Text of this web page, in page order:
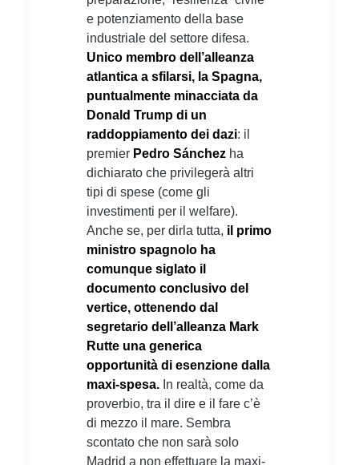
e potenziamento della base
industriale del settore difesa.
Unico membro dell’alleanza
atlantica a sfilarsi, la Spagna,
puntualmente minacciata da
Donald Trump di un
raddoppiamento dei dazi: il
premier Pedro Sánchez ha
dichiarato che privilegerà altri
tipi di spese (come gli
investimenti per il welfare).
Anche se, per dirla tutta, il primo
ministro spagnolo ha
comunque siglato il
documento conclusivo del
vertice, ottenendo dal
segretario dell’alleanza Mark
Rutte una generica
opportunità di esenzione dalla
maxi-spesa. In realtà, come da
proverbio, tra il dire e il fare c’è
di mezzo il mare. Sembra
scontato che non sarà solo
Madrid a non effettuare la maxi-